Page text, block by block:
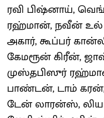
ரவி பிஷ்னாய்,
ரஹ்மான், நவீன்
அகார், கூப்பர்
கேமரூன் கிரீன்,
முஸ்தபிஸுர்
பாண்டன், டாம்
டேன் லாரன்ஸ்,